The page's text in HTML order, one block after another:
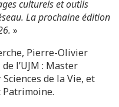
culturels et outils
La prochaine édition
»
Pierre-Olivier
l’UJM : Master
de la Vie, et